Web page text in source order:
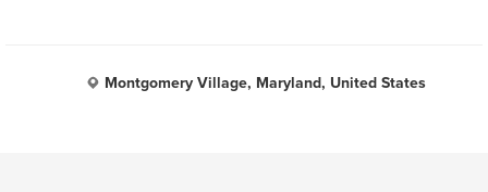
Montgomery Village, Maryland, United States